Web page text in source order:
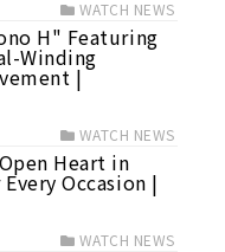
WATCH NEWS
H" Featuring
Winding
|
WATCH NEWS
Heart in
Occasion |
WATCH NEWS